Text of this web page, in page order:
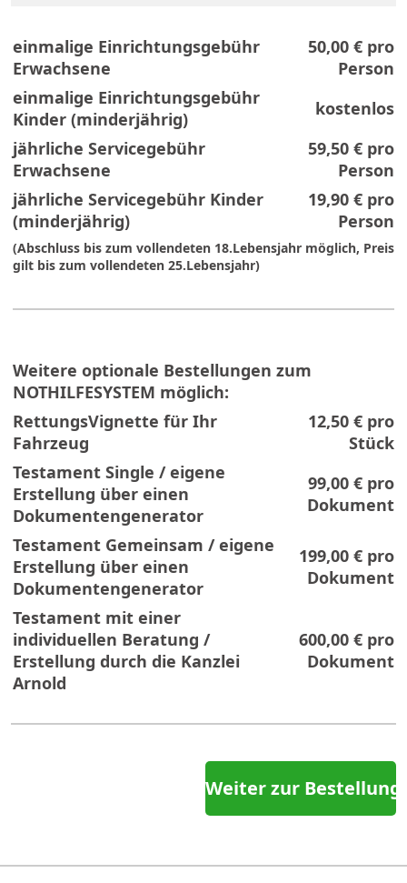
einmalige Einrichtungsgebühr
Erwachsene
50,00 € pro
Person
einmalige Einrichtungsgebühr
Kinder (minderjährig)
kostenlos
jährliche Servicegebühr
Erwachsene
59,50 € pro
Person
jährliche Servicegebühr Kinder
(minderjährig)
19,90 € pro
Person
(Abschluss bis zum vollendeten 18.Lebensjahr möglich, Preis
gilt bis zum vollendeten 25.Lebensjahr)
Weitere optionale Bestellungen zum
NOTHILFESYSTEM möglich:
RettungsVignette für Ihr
Fahrzeug
12,50 € pro
Stück
Testament Single / eigene
Erstellung über einen
Dokumentengenerator
99,00 € pro
Dokument
Testament Gemeinsam / eigene
Erstellung über einen
Dokumentengenerator
199,00 € pro
Dokument
Testament mit einer
individuellen Beratung /
Erstellung durch die Kanzlei
Arnold
600,00 € pro
Dokument